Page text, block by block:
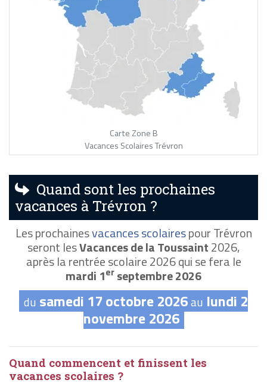
Carte Zone B
Vacances Scolaires Trévron
Quand sont les prochaines
vacances à Trévron ?
Les prochainesvacances scolairespour Trévron
seront lesVacances de la Toussaint2026,
après la rentrée scolaire 2026 qui se fera le
mardi 1er septembre 2026
du samedi 17 octobre 2026au lundi 2
novembre 2026
Quand commencent et finissent les
vacances scolaires ?